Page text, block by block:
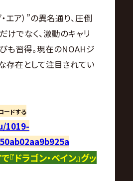
エア）”の異名通り、圧倒
でなく、激動のキャリ
も習得。現在のNOAHジ
存在として注目されてい
ードする
1019-
ドラゴン・ベイン』グッ